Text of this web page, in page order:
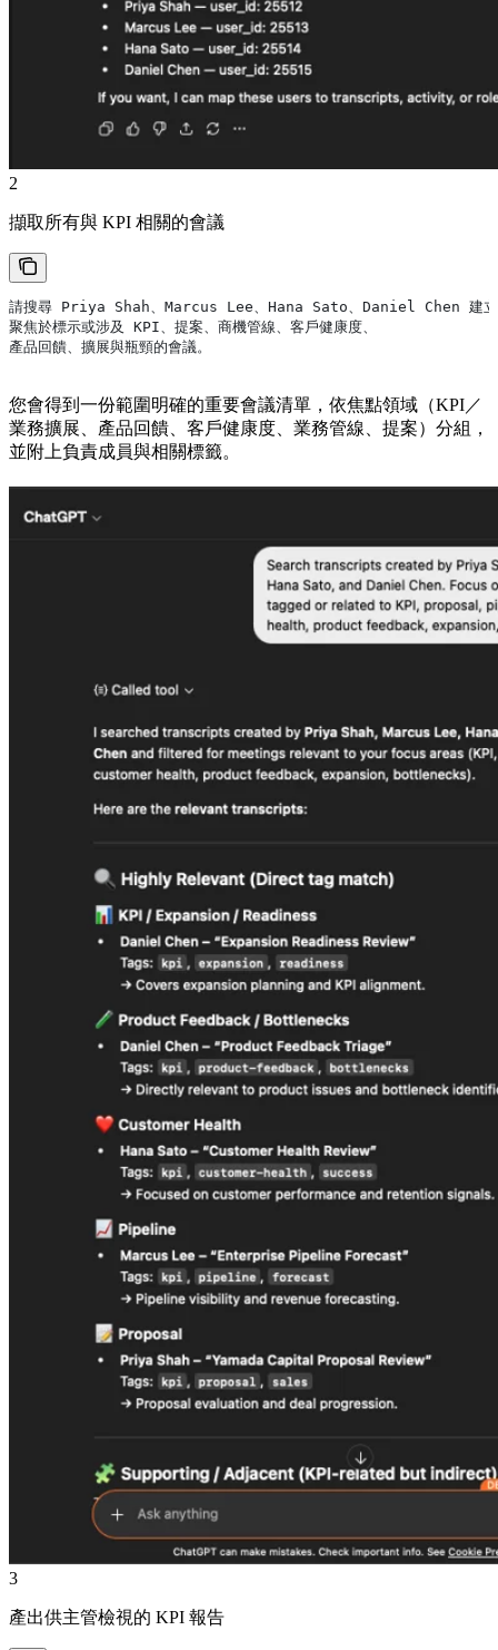
2
擷取所有與 KPI 相關的會議
請搜尋 Priya Shah、Marcus Lee、Hana Sato、Daniel Chen 建立
聚焦於標示或涉及 KPI、提案、商機管線、客戶健康度、
產品回饋、擴展與瓶頸的會議。
您會得到一份範圍明確的重要會議清單，依焦點領域（KPI／
業務擴展、產品回饋、客戶健康度、業務管線、提案）分組，
並附上負責成員與相關標籤。
3
產出供主管檢視的 KPI 報告